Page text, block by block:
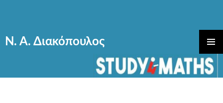
Ν. Α. Διακόπουλος
ΚΎΡΙΟ
ΜΕΝΟΎ